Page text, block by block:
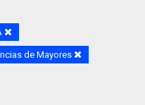
de Mayores